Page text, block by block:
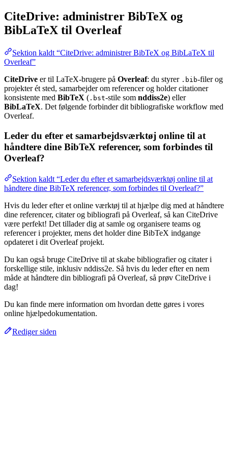
CiteDrive: administrer BibTeX og
BibLaTeX til Overleaf
Sektion kaldt “CiteDrive: administrer BibTeX og BibLaTeX til
Overleaf”
CiteDrive er til LaTeX-brugere på Overleaf: du styrer .bib-filer og
projekter ét sted, samarbejder om referencer og holder citationer
konsistente med BibTeX ( .bst-stile som nddiss2e) eller
BibLaTeX. Det følgende forbinder dit bibliografiske workflow med
Overleaf.
Leder du efter et samarbejdsværktøj online til at
håndtere dine BibTeX referencer, som forbindes til
Overleaf?
Sektion kaldt “Leder du efter et samarbejdsværktøj online til at
håndtere dine BibTeX referencer, som forbindes til Overleaf?”
Hvis du leder efter et online værktøj til at hjælpe dig med at håndtere
dine referencer, citater og bibliografi på Overleaf, så kan CiteDrive
være perfekt! Det tillader dig at samle og organisere teams og
referencer i projekter, mens det holder dine BibTeX indgange
opdateret i dit Overleaf projekt.
Du kan også bruge CiteDrive til at skabe bibliografier og citater i
forskellige stile, inklusiv nddiss2e. Så hvis du leder efter en nem
måde at håndtere din bibliografi på Overleaf, så prøv CiteDrive i
dag!
Du kan finde mere information om hvordan dette gøres i vores
online hjælpedokumentation.
Rediger siden